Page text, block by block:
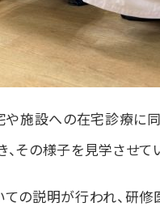
施設への在宅診療に同
その様子を見学させて
の説明が行われ、研